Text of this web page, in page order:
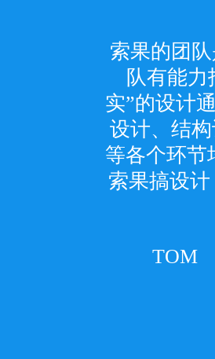
索果设计
永远坚持
们在艺术
的灵性。“
果人不能
是一个面
索果的团
队有能力
实”的设计
设计、结
等各个环节
索果搞设
TOM
设计是表
式。好的
严格遵循“
维，从前
有理有据
价值。我
别
索果有着
环节，索
富的资源
们深入了
外市场，
资源共享